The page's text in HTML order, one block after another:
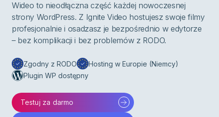
Wideo to nieodłączna część każdej nowoczesnej
strony WordPress. Z Ignite Video hostujesz swoje filmy
profesjonalnie i osadzasz je bezpośrednio w edytorze
– bez komplikacji i bez problemów z RODO.
Zgodny z RODO
Hosting w Europie (Niemcy)
Plugin WP dostępny
Testuj za darmo